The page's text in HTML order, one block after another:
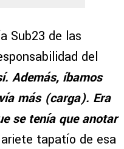
Sub23 de las
del
Además, íbamos
más (carga). Era
se tenía que anotar
tapatío de esa